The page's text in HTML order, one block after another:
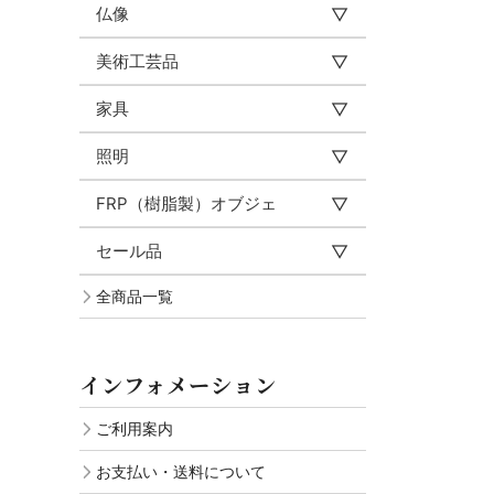
仏像
美術工芸品
家具
照明
FRP（樹脂製）オブジェ
セール品
全商品一覧
インフォメーション
ご利用案内
お支払い・送料について